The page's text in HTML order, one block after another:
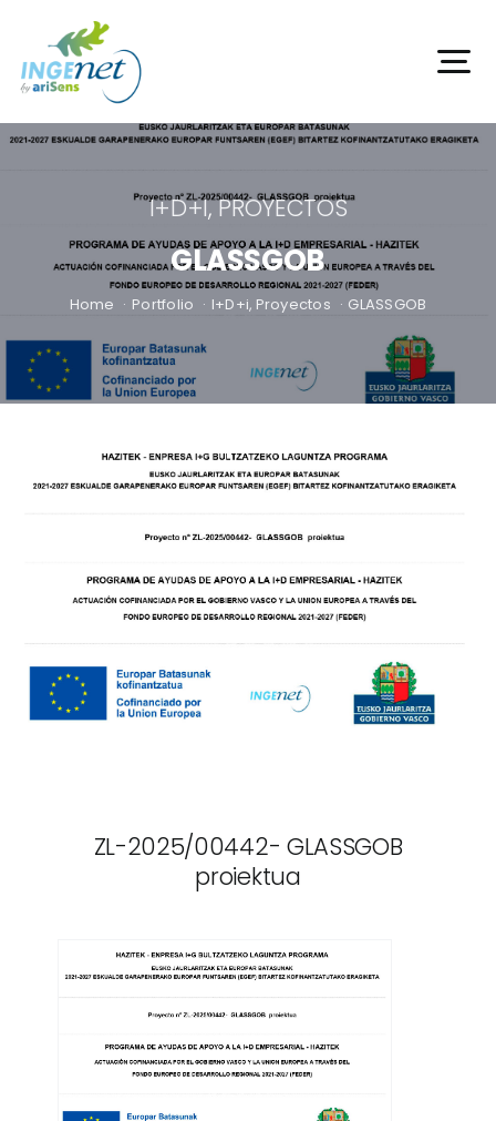
contenido
Inicio
Servicios
Productos
Proyectos
Sectores
Noticias
I+D+I,PROYECTOS
GLASSGOB
Home Portfolio I+D+i Proyectos GLASSGOB
ZL-2025/00442- GLASSGOB
proiektua